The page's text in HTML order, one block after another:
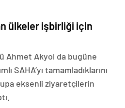
ülkeler işbirliği için
Ahmet Akyol da bugüne
SAHA’yı tamamladıklarını
eksenli ziyaretçilerin